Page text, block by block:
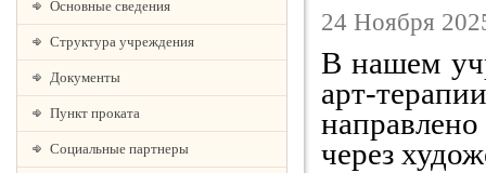
Основные сведения
Структура учреждения
Документы
Пункт проката
Социальные партнеры
24 Ноября
В нашем
через